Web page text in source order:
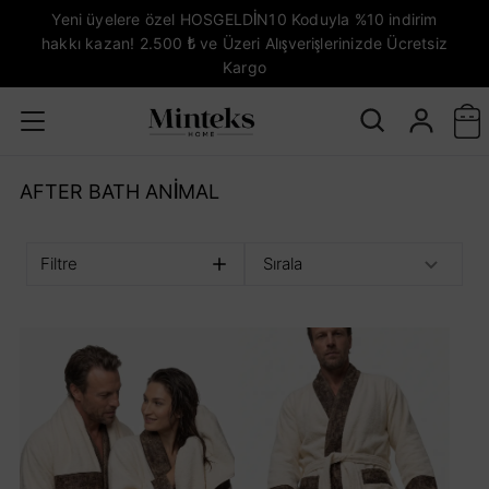
Yeni üyelere özel HOSGELDİN10 Koduyla %10 indirim
hakkı kazan! 2.500 ₺ ve Üzeri Alışverişlerinizde Ücretsiz
Kargo
AFTER BATH ANIMAL
Filtre Sırala